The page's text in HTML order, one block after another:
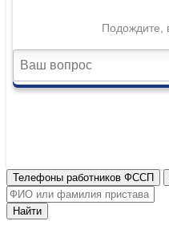
Телефоны работников ФССП
Найти